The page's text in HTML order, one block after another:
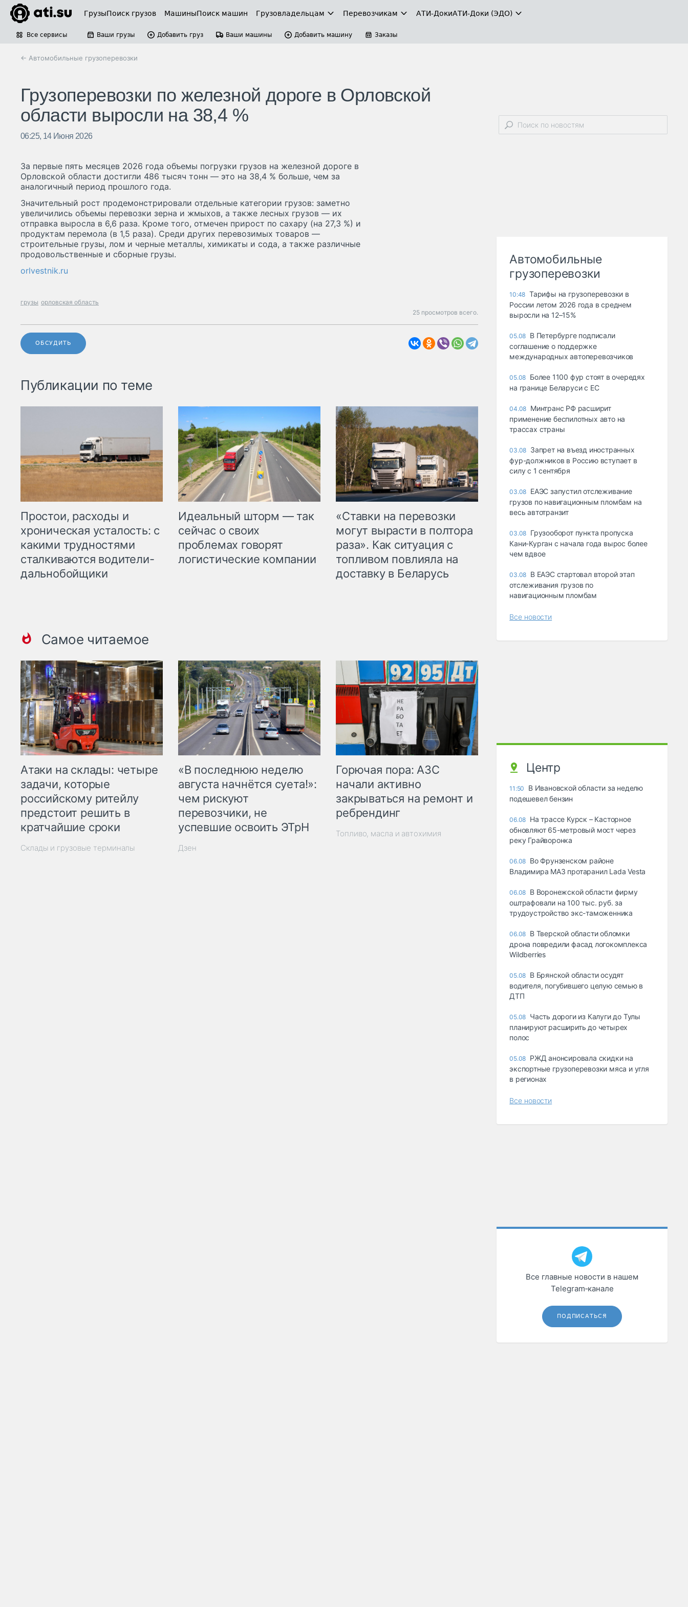
ГрузыПоиск грузов МашиныПоиск машин Грузовладельцам Перевозчикам АТИ-ДокиАТИ-Доки (ЭДО)
Все сервисы Ваши грузы Добавить груз Ваши машины Добавить машину Заказы
← Автомобильные грузоперевозки
Грузоперевозки по железной дороге в Орловской
области выросли на 38,4 %
06:25, 14 Июня 2026
За первые пять месяцев 2026 года объемы погрузки грузов на железной дороге в
Орловской области достигли 486 тысяч тонн — это на 38,4 % больше, чем за
аналогичный период прошлого года.
Значительный рост продемонстрировали отдельные категории грузов: заметно
увеличились объемы перевозки зерна и жмыхов, а также лесных грузов — их
отправка выросла в 6,6 раза. Кроме того, отмечен прирост по сахару (на 27,3 %) и
продуктам перемола (в 1,5 раза). Среди других перевозимых товаров —
строительные грузы, лом и черные металлы, химикаты и сода, а также различные
продовольственные и сборные грузы.
orlvestnik.ru
грузы орловская область
25 просмотров всего.
ОБСУДИТЬ
Публикации по теме
Простои, расходы и
хроническая усталость: с
какими трудностями
сталкиваются водители-
дальнобойщики
Идеальный шторм — так
сейчас о своих
проблемах говорят
логистические компании
«Ставки на перевозки
могут вырасти в полтора
раза». Как ситуация с
топливом повлияла на
доставку в Беларусь
Самое читаемое
Атаки на склады: четыре
задачи, которые
российскому ритейлу
предстоит решить в
кратчайшие сроки
Склады и грузовые терминалы
«В последнюю неделю
августа начнётся суета!»:
чем рискуют
перевозчики, не
успевшие освоить ЭТрН
Дзен
Горючая пора: АЗС
начали активно
закрываться на ремонт и
ребрендинг
Топливо, масла и автохимия
Автомобильные
грузоперевозки
10:48 Тарифы на грузоперевозки в
России летом 2026 года в среднем
выросли на 12–15%
05.08 В Петербурге подписали
соглашение о поддержке
международных автоперевозчиков
05.08 Более 1100 фур стоят в очередях
на границе Беларуси с ЕС
04.08 Минтранс РФ расширит
применение беспилотных авто на
трассах страны
03.08 Запрет на въезд иностранных
фур-должников в Россию вступает в
силу с 1 сентября
03.08 ЕАЭС запустил отслеживание
грузов по навигационным пломбам на
весь автотранзит
03.08 Грузооборот пункта пропуска
Кани-Курган с начала года вырос более
чем вдвое
03.08 В ЕАЭС стартовал второй этап
отслеживания грузов по
навигационным пломбам
Все новости
Центр
11:50
В Ивановской области за неделю
подешевел бензин
06.08 На трассе Курск – Касторное
обновляют 65-метровый мост через
реку Грайворонка
06.08 Во Фрунзенском районе
Владимира МАЗ протаранил Lada Vesta
06.08 В Воронежской области фирму
оштрафовали на 100 тыс. руб. за
трудоустройство экс-таможенника
06.08 В Тверской области обломки
дрона повредили фасад логокомплекса
Wildberries
05.08 В Брянской области осудят
водителя, погубившего целую семью в
ДТП
05.08 Часть дороги из Калуги до Тулы
планируют расширить до четырех
полос
05.08 РЖД анонсировала скидки на
экспортные грузоперевозки мяса и угля
в регионах
Все новости
Все главные новости в нашем
Telegram‑канале
ПОДПИСАТЬСЯ